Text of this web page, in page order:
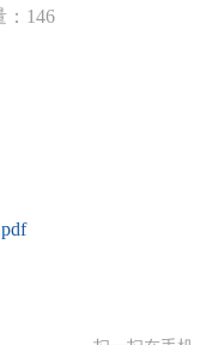
：146